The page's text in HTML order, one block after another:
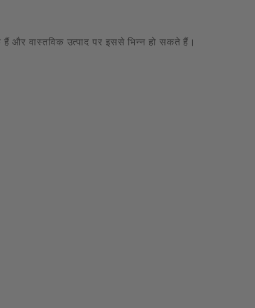
हैं और वास्तविक उत्पाद पर इससे भिन्न हो सकते हैं।